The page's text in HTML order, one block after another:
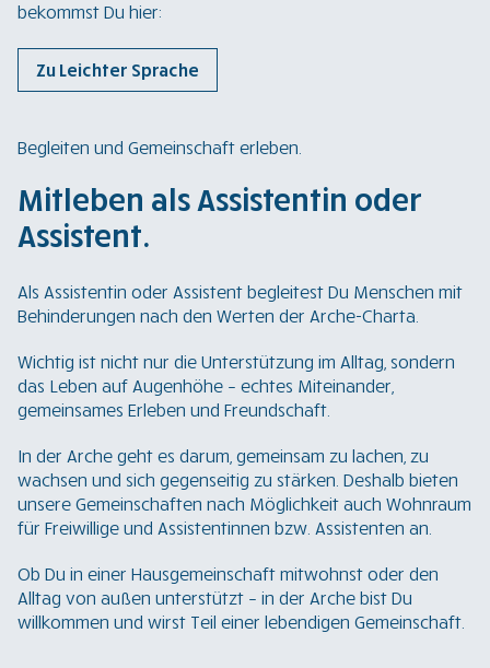
bekommst Du hier:
Zu Leichter Sprache
Begleiten und Gemeinschaft erleben.
Mitleben als Assistentin oder
Assistent.
Als Assistentin oder Assistent begleitest Du Menschen mit
Behinderungen nach den Werten der Arche-Charta.
Wichtig ist nicht nur die Unterstützung im Alltag, sondern
das Leben auf Augenhöhe – echtes Miteinander,
gemeinsames Erleben und Freundschaft.
In der Arche geht es darum, gemeinsam zu lachen, zu
wachsen und sich gegenseitig zu stärken. Deshalb bieten
unsere Gemeinschaften nach Möglichkeit auch Wohnraum
für Freiwillige und Assistentinnen bzw. Assistenten an.
Ob Du in einer Hausgemeinschaft mitwohnst oder den
Alltag von außen unterstützt – in der Arche bist Du
willkommen und wirst Teil einer lebendigen Gemeinschaft.